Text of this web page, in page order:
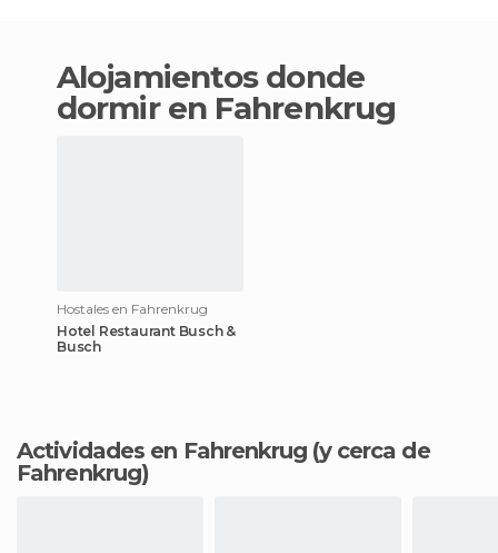
Alojamientos donde
dormir en Fahrenkrug
Hostales en Fahrenkrug
Hotel Restaurant Busch &
Busch
Actividades en Fahrenkrug (y cerca de
Fahrenkrug)